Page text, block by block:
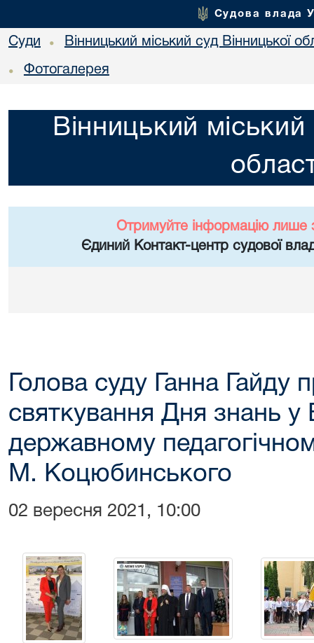
Судова влада
Суди • Вінницький міський суд Вінницької
• Фотогалерея
Вінницький міський
Отримуйте інформацію лише
Єдиний Контакт-центр судової
Голова суду Ганна Гайду
святкування Дня знань у
державному
М. Коцюбинського
02 вересня 2021, 10:00